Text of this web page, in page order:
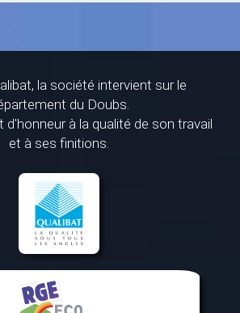
la société intervient sur le
du Doubs.
d'honneur à la qualité de son travail
et à ses finitions.